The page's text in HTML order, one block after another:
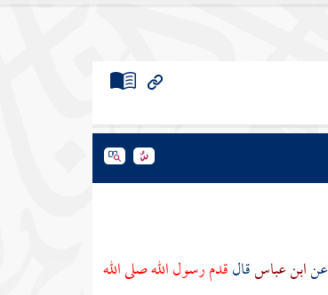
عنابن عباسقالقدم رسول الله صلى الله